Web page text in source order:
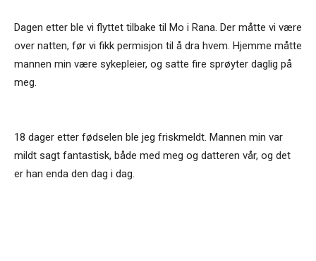
Dagen etter ble vi flyttet tilbake til Mo i Rana. Der måtte vi være
over natten, før vi fikk permisjon til å dra hvem. Hjemme måtte
mannen min være sykepleier, og satte fire sprøyter daglig på
meg.
18 dager etter fødselen ble jeg friskmeldt. Mannen min var
mildt sagt fantastisk, både med meg og datteren vår, og det
er han enda den dag i dag.